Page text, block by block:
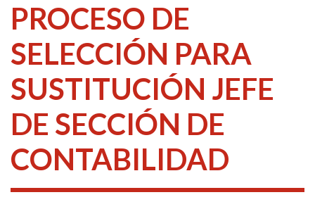
PROCESO DE
SELECCIÓN PARA
SUSTITUCIÓN JEFE
DE SECCIÓN DE
CONTABILIDAD